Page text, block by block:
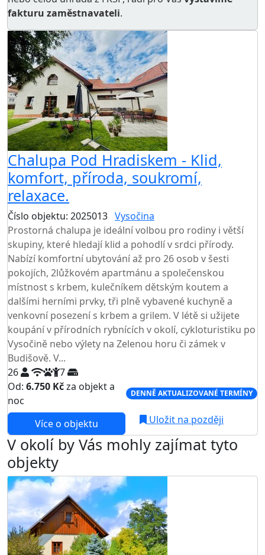
fakturu zaměstnavateli.
Chalupa Pod Hradiskem - Klid,
komfort, příroda, soukromí,
relaxace.
Číslo objektu: 2025013 Vysočina
Prostorná chalupa je ideální volbou pro rodiny i větší
skupiny, které hledají klid a pohodlí v srdci přírody.
Nabízí komfortní ubytování až pro 26 osob v šesti
pokojích, 2lůžkovém apartmánu a společenskou
místnost s krbem, kulečníkem dětským koutem a
dalšími herními prvky, tři plně vybavené kuchyně a
venkovní posezení s krbem a grilem. V létě si užijete
koupání v přírodních rybnících v okolí, cykloturistiku po
Vysočině nebo výlety na Zelenou horu či zámek v
Budišově. V...
26
7
Od: 6.750 Kčza objekt a
noc
DENNĚ AKTUALIZOVANÉ TERMÍNY
Více o objektu Uložit na později
V okolí by Vás mohly zajímat tyto
objekty